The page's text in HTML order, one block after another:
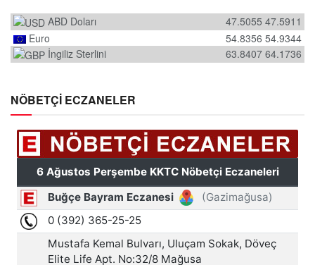
ABD Doları 47.5911
47.5055
Euro
54.9344
54.8356
İngiliz Sterlini
64.1736
63.8407
NÖBETÇİ ECZANELER